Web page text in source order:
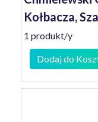
Kołbacza,
1 produkt/y
Dodaj do